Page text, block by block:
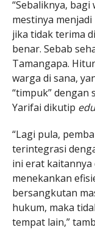
“Sebaliknya, bagi
mestinya
jika tidak terima
benar. Sebab
Tamangapa.
warga di sana,
“timpuk” dengan
Yarifai dikutip
“Lagi pula,
terintegrasi
ini erat kaitannya
menekankan
bersangkutan
hukum, maka
tempat lain,”